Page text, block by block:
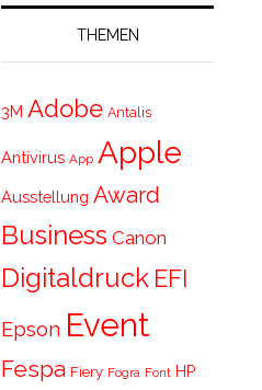
THEMEN
3M Adobe Antalis
Antivirus App Apple
Ausstellung Award
Business Canon
Digitaldruck EFI
Epson Event
Fespa Fiery Fogra Font HP